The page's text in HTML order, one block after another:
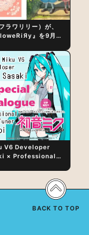
ワリリー）が、
』を9月23
V6 Developer
× Professional
Lies in “Love
characters” and
BACK TO TOP